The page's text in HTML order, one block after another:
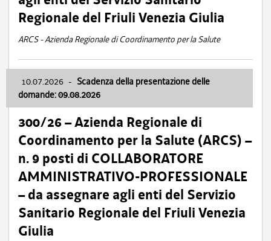
Regionale del Friuli Venezia Giulia
ARCS - Azienda Regionale di Coordinamento per la Salute
10.07.2026 - Scadenza della presentazione delle
domande: 09.08.2026
300/26 – Azienda Regionale di
Coordinamento per la Salute (ARCS) –
n. 9 posti di COLLABORATORE
AMMINISTRATIVO-PROFESSIONALE
– da assegnare agli enti del Servizio
Sanitario Regionale del Friuli Venezia
Giulia